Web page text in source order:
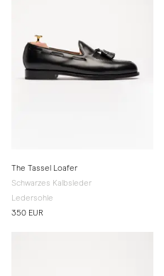
The Tassel Loafer
Schwarzes Kalbsleder
Ledersohle
350 EUR